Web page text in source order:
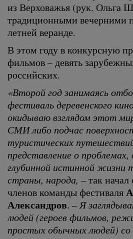
из Верховажья (рук. Ольга
традиционными вечерними
летней веранде.
В этом году в конкурсную
фильмов – девять
российских.
«Второй год занимаясь
фестиваль деревенского
окидываю взглядом этот
СМИ либо подчас
туристических
представление о
глубинной истинной жизни
страны, народа, – так
членов команды фестиваля
Александров. – Я
людей (героев фильмов,
простых обычных людей) со